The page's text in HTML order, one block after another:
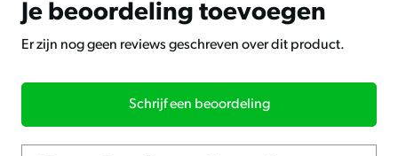
• stimuleert spelen en ontspanning;
• compact en licht speeltje;
Advies en onderhoud
Laat je kat spelen onder toezicht en berg het speeltje na
Je beoordeling toevoegen
Er zijn nog geen reviews geschreven over dit product.
Schrijf een beoordeling